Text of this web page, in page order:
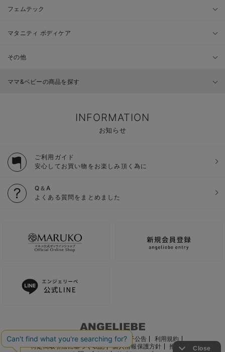
フェムテック
マタニティ ボディケア
その他
ママ&ベビーの商品を探す
INFORMATION
お知らせ
ご利用ガイド
安心してお買い物をお楽しみ頂く為に
Q＆A
よくある質問をまとめました
ご利用ガイド 会社概要 電子公告
利用規約
特定商取引法に基づく表記
個人情報保護方針
推奨環境